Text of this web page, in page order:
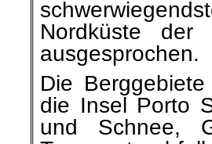
Nordküste
ausgesprochen.
Die
die Insel Porto
und Schnee,
Temperaturabfall.